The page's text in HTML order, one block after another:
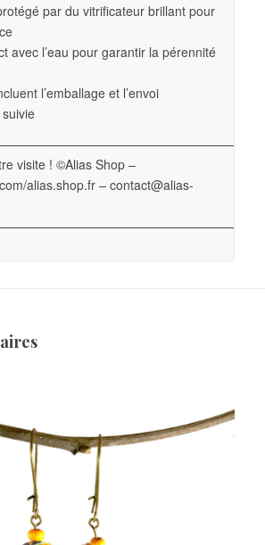
par du vitrificateur brillant pour
avec l’eau pour garantir la pérennité
l’emballage et l’envoi
visite ! ©Alias Shop –
alias.shop.fr – contact@alias-